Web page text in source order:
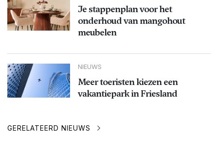
Je stappenplan voor het
onderhoud van mangohout
meubelen
NIEUWS
Meer toeristen kiezen een
vakantiepark in Friesland
GERELATEERD NIEUWS